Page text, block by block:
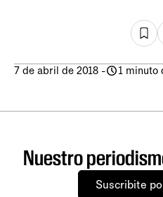
7 de abril de 2018 - 1 minuto
Nuestro
Suscribite